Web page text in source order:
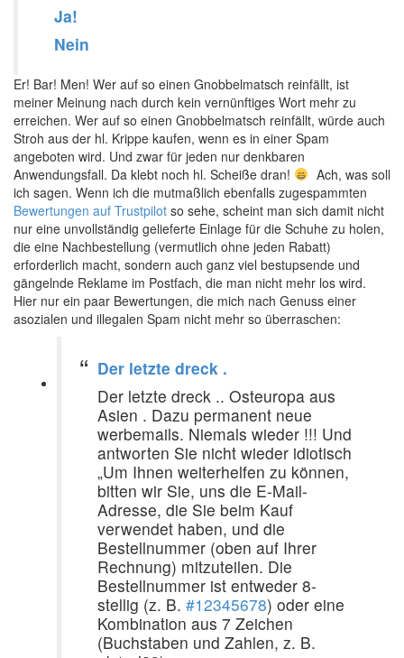
Ja!
Nein
Er! Bar! Men! Wer auf so einen Gnobbelmatsch reinfällt, ist
meiner Meinung nach durch kein vernünftiges Wort mehr zu
erreichen. Wer auf so einen Gnobbelmatsch reinfällt, würde auch
Stroh aus der hl. Krippe kaufen, wenn es in einer Spam
angeboten wird. Und zwar für jeden nur denkbaren
Anwendungsfall. Da klebt noch hl. Scheiße dran!
Ach, was soll
ich sagen. Wenn ich die mutmaßlich ebenfalls zugespammten
Bewertungen auf Trustpilot so sehe, scheint man sich damit nicht
nur eine unvollständig gelieferte Einlage für die Schuhe zu holen,
die eine Nachbestellung (vermutlich ohne jeden Rabatt)
erforderlich macht, sondern auch ganz viel bestupsende und
gängelnde Reklame im Postfach, die man nicht mehr los wird.
Hier nur ein paar Bewertungen, die mich nach Genuss einer
asozialen und illegalen Spam nicht mehr so überraschen:
Der letzte dreck .
Der letzte dreck .. Osteuropa aus
Asien . Dazu permanent neue
werbemails. Niemals wieder !!! Und
antworten Sie nicht wieder idiotisch
„Um Ihnen weiterhelfen zu können,
bitten wir Sie, uns die E-Mail-
Adresse, die Sie beim Kauf
verwendet haben, und die
Bestellnummer (oben auf Ihrer
Rechnung) mitzuteilen. Die
Bestellnummer ist entweder 8-
stellig (z. B. #12345678) oder eine
Kombination aus 7 Zeichen
(Buchstaben und Zahlen, z. B.